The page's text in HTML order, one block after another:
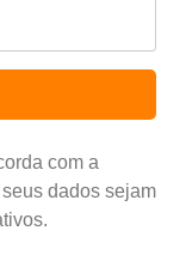
com a
dados sejam